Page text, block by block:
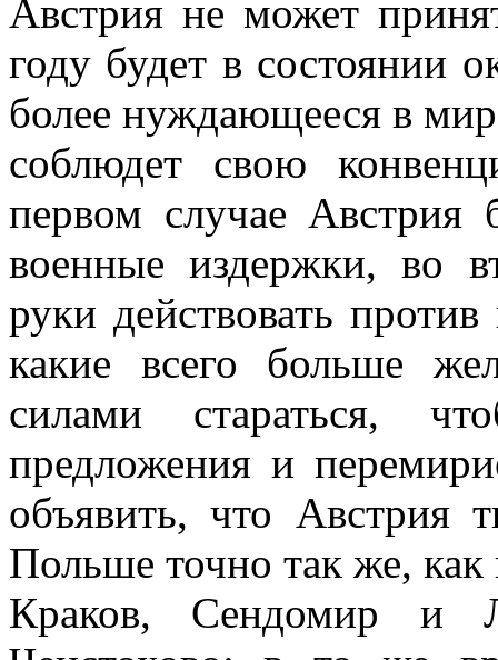
Австрия не может
году будет в состоянии
более нуждающееся в
соблюдет свою
первом случае Австрия
военные издержки, во
руки действовать
какие всего больше
силами стараться,
предложения и
объявить, что Австрия
Польше точно так же,
Краков, Сендомир и